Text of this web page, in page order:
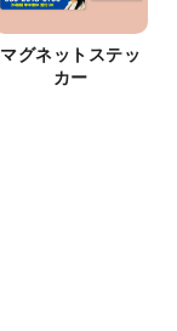
マグネットステッ
カー